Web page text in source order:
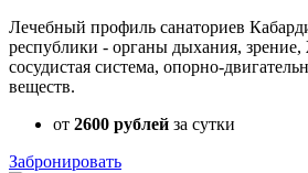
Лечебный профиль санаториев
республики - органы дыхания,
сосудистая система, опорно-
веществ.
от 2600 рублей за сутки
Забронировать